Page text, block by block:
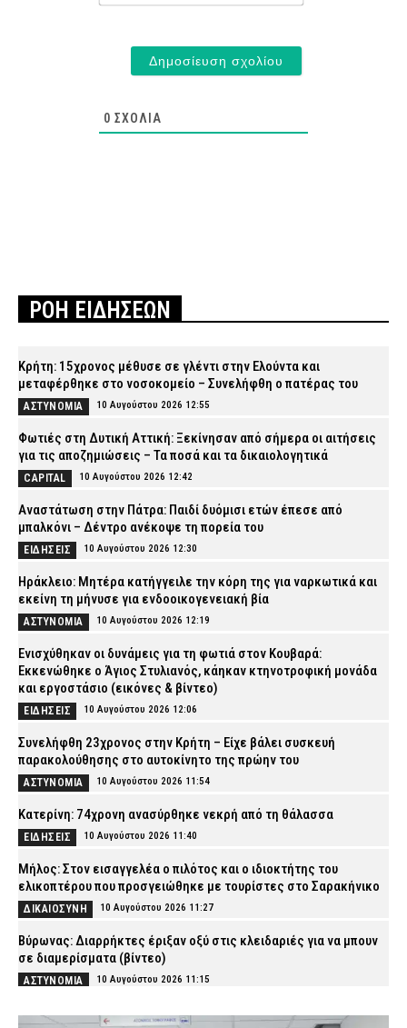
0 ΣΧΌΛΙΑ
ΡΟΗ ΕΙΔΗΣΕΩΝ
Κρήτη: 15χρονος μέθυσε σε γλέντι στην Ελούντα και
μεταφέρθηκε στο νοσοκομείο – Συνελήφθη ο πατέρας του
ΑΣΤΥΝΟΜΙΑ 10 Αυγούστου 2026 12:55
Φωτιές στη Δυτική Αττική: Ξεκίνησαν από σήμερα οι αιτήσεις
για τις αποζημιώσεις – Τα ποσά και τα δικαιολογητικά
CAPITAL 10 Αυγούστου 2026 12:42
Αναστάτωση στην Πάτρα: Παιδί δυόμισι ετών έπεσε από
μπαλκόνι – Δέντρο ανέκοψε τη πορεία του
ΕΙΔΗΣΕΙΣ 10 Αυγούστου 2026 12:30
Ηράκλειο: Μητέρα κατήγγειλε την κόρη της για ναρκωτικά και
εκείνη τη μήνυσε για ενδοοικογενειακή βία
ΑΣΤΥΝΟΜΙΑ 10 Αυγούστου 2026 12:19
Ενισχύθηκαν οι δυνάμεις για τη φωτιά στον Κουβαρά:
Εκκενώθηκε ο Άγιος Στυλιανός, κάηκαν κτηνοτροφική μονάδα
και εργοστάσιο (εικόνες & βίντεο)
ΕΙΔΗΣΕΙΣ 10 Αυγούστου 2026 12:06
Συνελήφθη 23χρονος στην Κρήτη – Είχε βάλει συσκευή
παρακολούθησης στο αυτοκίνητο της πρώην του
ΑΣΤΥΝΟΜΙΑ 10 Αυγούστου 2026 11:54
Κατερίνη: 74χρονη ανασύρθηκε νεκρή από τη θάλασσα
ΕΙΔΗΣΕΙΣ 10 Αυγούστου 2026 11:40
Μήλος: Στον εισαγγελέα ο πιλότος και ο ιδιοκτήτης του
ελικοπτέρου που προσγειώθηκε με τουρίστες στο Σαρακήνικο
ΔΙΚΑΙΟΣΥΝΗ 10 Αυγούστου 2026 11:27
Βύρωνας: Διαρρήκτες έριξαν οξύ στις κλειδαριές για να μπουν
σε διαμερίσματα (βίντεο)
ΑΣΤΥΝΟΜΙΑ 10 Αυγούστου 2026 11:15
Φωτιά στον Κουβαρά Αττικής: Η στιγμή που ρεπόρτερ σώζει